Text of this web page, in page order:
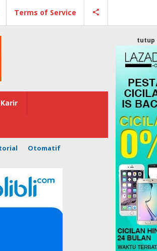
Terms of Service
Otomatif
tutup